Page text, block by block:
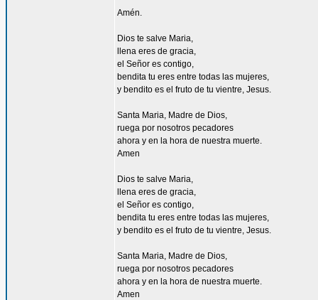
Amén.
Dios te salve Maria,
llena eres de gracia,
el Señor es contigo,
bendita tu eres entre todas las mujeres,
y bendito es el fruto de tu vientre, Jesus.
Santa Maria, Madre de Dios,
ruega por nosotros pecadores
ahora y en la hora de nuestra muerte.
Amen
Dios te salve Maria,
llena eres de gracia,
el Señor es contigo,
bendita tu eres entre todas las mujeres,
y bendito es el fruto de tu vientre, Jesus.
Santa Maria, Madre de Dios,
ruega por nosotros pecadores
ahora y en la hora de nuestra muerte.
Amen